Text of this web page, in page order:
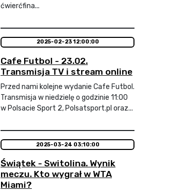
ćwierćfina...
2025-02-23 12:00:00
Cafe Futbol - 23.02.
Transmisja TV i stream online
Przed nami kolejne wydanie Cafe Futbol.
Transmisja w niedzielę o godzinie 11:00
w Polsacie Sport 2, Polsatsport.pl oraz...
2025-03-24 03:10:00
Świątek - Switolina. Wynik
meczu. Kto wygrał w WTA
Miami?